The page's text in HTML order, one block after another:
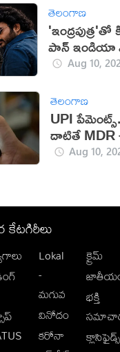
తెలంగాణ
'ఇంద్రపుత్ర'తో
పాన్ ఇండియా
Aug 10,
తెలంగాణ
UPI
దాటితే MDR
Aug 10,
కేటగిరీలు
Lokal
-
మగువ
వినోదం
కరోనా
క్రైమ్
భక్తి
క్లాసిఫైడ్స్